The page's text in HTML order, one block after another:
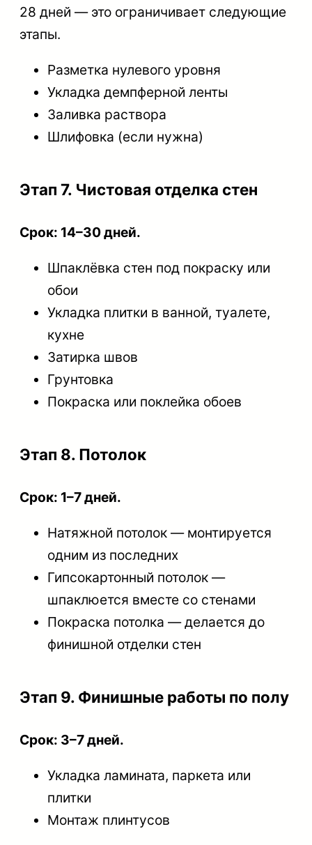
28 дней — это ограничивает следующие
этапы.
Разметка нулевого уровня
Укладка демпферной ленты
Заливка раствора
Шлифовка (если нужна)
Этап 7. Чистовая отделка стен
Срок: 14–30 дней.
Шпаклёвка стен под покраску или
обои
Укладка плитки в ванной, туалете,
кухне
Затирка швов
Грунтовка
Покраска или поклейка обоев
Этап 8. Потолок
Срок: 1–7 дней.
Натяжной потолок — монтируется
одним из последних
Гипсокартонный потолок —
шпаклюется вместе со стенами
Покраска потолка — делается до
финишной отделки стен
Этап 9. Финишные работы по полу
Срок: 3–7 дней.
Укладка ламината, паркета или
плитки
Монтаж плинтусов